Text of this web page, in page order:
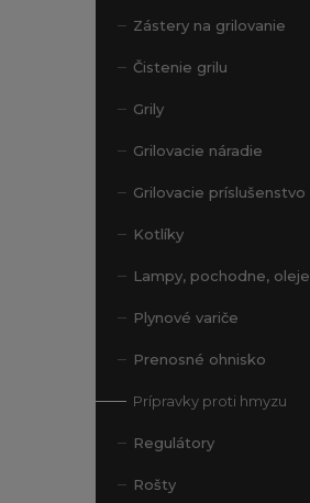
Zástery na grilovanie
Čistenie grilu
Grily
Grilovacie náradie
Grilovacie príslušenstvo
Kotlíky
Lampy, pochodne, oleje
Plynové variče
Prenosné ohnisko
Prípravky proti hmyzu
Regulátory
Rošty